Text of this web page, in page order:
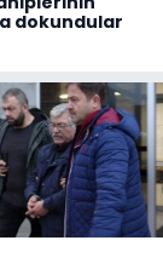
dokundular